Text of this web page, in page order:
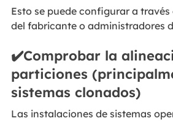
Esto se puede configurar a
del fabricante o administradores
✔️Comprobar la
particiones
sistemas clonados)
Las instalaciones de sistemas